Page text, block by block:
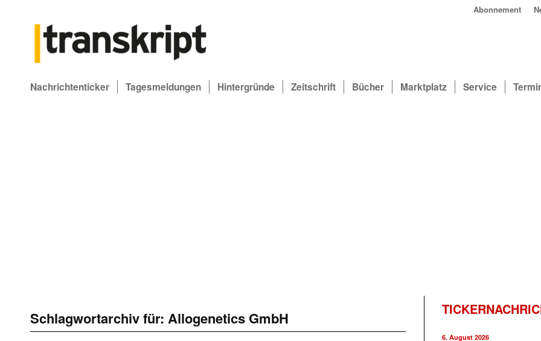
Abonnement
Nachrichtenticker Tagesmeldungen Hintergründe Zeitschrift Bücher Marktplatz Service
Schlagwortarchiv für: Allogenetics GmbH
6. August 2026